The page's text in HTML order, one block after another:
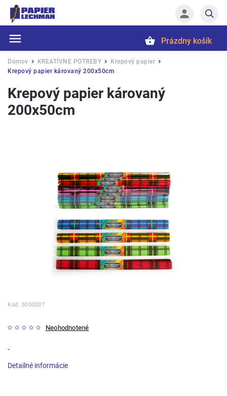
Hľadať
Prázdny košík
Domov / KREATÍVNE POTREBY / Krepový papier /
Krepový papier károvaný 200x50cm
Krepový papier károvaný
200x50cm
Kód: 5000007
Neohodnotené
-
Detailné informácie